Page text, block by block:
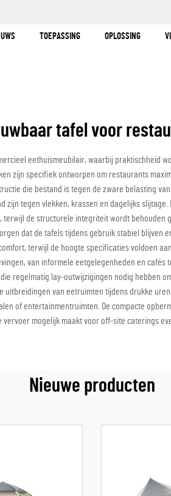
TOEPASSING OPLOSSING
tafel voor
eethuismeubilair, waarbij praktischheid
zijn specifiek ontworpen om restaurants
die bestand is tegen de zware belasting
tegen vlekken, krassen en dagelijks
de structurele integriteit wordt
dat de tafels tijdens gebruik stabiel blijven
terwijl de hoogte specificaties voldoen
van informele eetgelegenheden en cafés
regelmatig lay-outwijzigingen nodig hebben
van eetruimten tijdens drukke
of entertainmentruimten. De compacte
vervoer mogelijk maakt voor off-site caterings
Nieuwe producten